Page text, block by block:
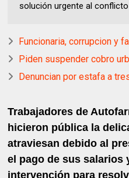
solución urgente al conflicto
Funcionaria, corrupcion y
Piden suspender cobro
Denuncian por estafa a
Trabajadores de
hicieron pública la
atraviesan debido al
el pago de sus salarios
intervención para